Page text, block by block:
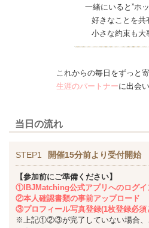
一緒にいると”ホ
好きなことを共
小さな約束も大
これからの毎日をずっと
生涯のパートナーに出会
当日の流れ
STEP1 開催15分前より受付開始
【参加前にご準備ください】
①IBJMatching公式アプリへのログイ
②本人確認書類の事前アップロード
③プロフィール写真登録(1枚登録必須
※上記①②③が完了していない場合、